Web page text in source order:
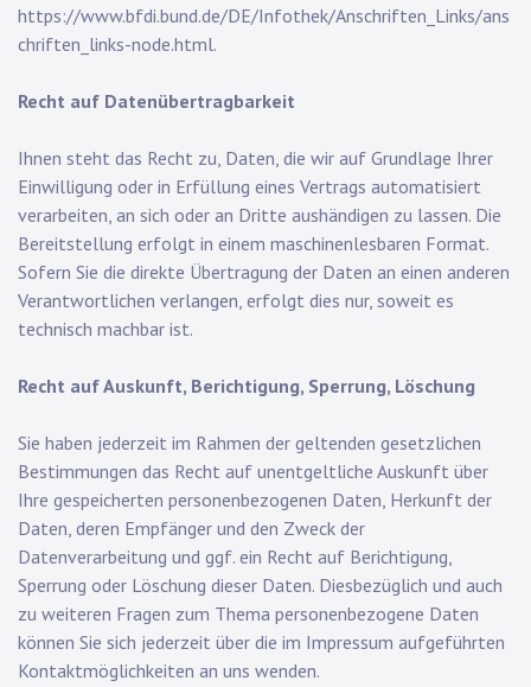
https://www.bfdi.bund.de/DE/Infothek/Anschriften_Links/ans
chriften_links-node.html.
Recht auf Datenübertragbarkeit
Ihnen steht das Recht zu, Daten, die wir auf Grundlage Ihrer
Einwilligung oder in Erfüllung eines Vertrags automatisiert
verarbeiten, an sich oder an Dritte aushändigen zu lassen. Die
Bereitstellung erfolgt in einem maschinenlesbaren Format.
Sofern Sie die direkte Übertragung der Daten an einen anderen
Verantwortlichen verlangen, erfolgt dies nur, soweit es
technisch machbar ist.
Recht auf Auskunft, Berichtigung, Sperrung, Löschung
Sie haben jederzeit im Rahmen der geltenden gesetzlichen
Bestimmungen das Recht auf unentgeltliche Auskunft über
Ihre gespeicherten personenbezogenen Daten, Herkunft der
Daten, deren Empfänger und den Zweck der
Datenverarbeitung und ggf. ein Recht auf Berichtigung,
Sperrung oder Löschung dieser Daten. Diesbezüglich und auch
zu weiteren Fragen zum Thema personenbezogene Daten
können Sie sich jederzeit über die im Impressum aufgeführten
Kontaktmöglichkeiten an uns wenden.